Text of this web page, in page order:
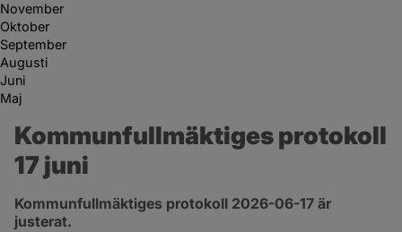
November
Oktober
September
Augusti
Juni
Maj
Kommunfullmäktiges protokoll
17 juni
Kommunfullmäktiges protokoll 2026-06-17 är
justerat.